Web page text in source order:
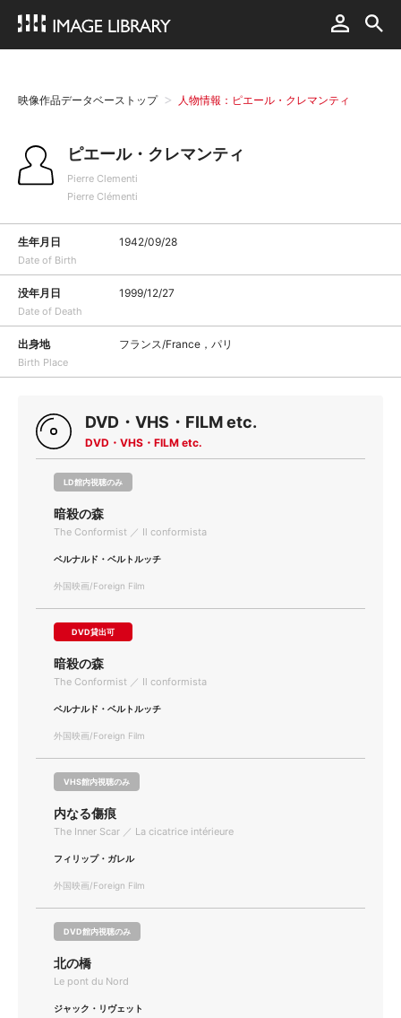
映像作品データベーストップ 人物情報：ピエール・クレマンティ
ピエール・クレマンティ
Pierre Clementi
Pierre Clémenti
生年月日
Date of Birth
1942/09/28
没年月日
Date of Death
1999/12/27
出身地
Birth Place
フランス/France，パリ
DVD・VHS・FILM etc.
DVD・VHS・FILM etc.
LD館内視聴のみ
暗殺の森
The Conformist ／ Il conformista
ベルナルド・ベルトルッチ
外国映画/Foreign Film
DVD貸出可
暗殺の森
The Conformist ／ Il conformista
ベルナルド・ベルトルッチ
外国映画/Foreign Film
VHS館内視聴のみ
内なる傷痕
The Inner Scar ／ La cicatrice intérieure
フィリップ・ガレル
外国映画/Foreign Film
DVD館内視聴のみ
北の橋
Le pont du Nord
ジャック・リヴェット